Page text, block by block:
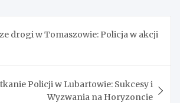
drogi w Tomaszowie: Policja w akcji
Policji w Lubartowie: Sukcesy i
Wyzwania na Horyzoncie